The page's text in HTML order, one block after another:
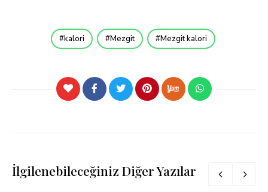
kalori Mezgit Mezgit kalori
İlgilenebileceğiniz Diğer Yazılar